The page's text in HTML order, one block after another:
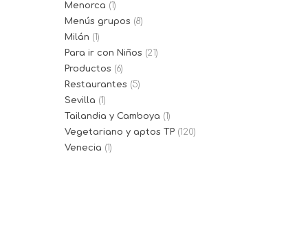
Menorca (1)
Menús grupos (8)
Milán (1)
Para ir con Niños (21)
Productos (6)
Restaurantes (5)
Sevilla (1)
Tailandia y Camboya (1)
Vegetariano y aptos TP (120)
Venecia (1)